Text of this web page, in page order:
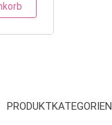
PRODUKTKATEGORIEN